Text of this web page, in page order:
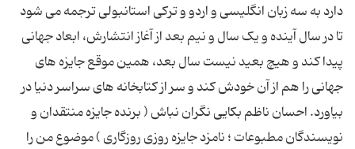
دارد به سه زبان انگلیسی و اردو و ترکی استانبولی ترجمه می شود
تا در سال آینده و یک سال و نیم بعد از آغاز انتشارش، ابعاد جهانی
پیدا کند و هیچ بعید نیست سال بعد، همین موقع جایزه های
جهانی را هم از آن خودش کند و سر از کتابخانه های سراسر دنیا در
بیاورد. احسان ناظم بکایی نگران نباش ( برنده جایزه منتقدان و
نویسندگان مطبوعات ؛ نامزد جایزه روزی روزگاری ) موضوع من را